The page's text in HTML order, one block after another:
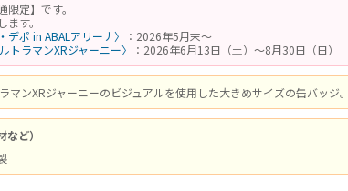
定】です。
す。
デポ in ABALアリーナ〉
：2026年5月末～
トラマンXRジャーニー〉 ：2026年6月13日（土）～8月30日（日）
マンXRジャーニーのビジュアルを使用した大きめサイズの缶バッジ
ど）